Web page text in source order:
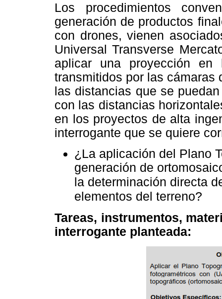
Los procedimientos
generación de productos
con drones, vienen
Universal Transverse
aplicar una proyección en
transmitidos por las cámaras
las distancias que se
con las distancias
en los proyectos de alta
interrogante que se quiere
¿La aplicación del Plano
generación de
la determinación directa
elementos del terreno?
Tareas, instrumentos,
interrogante planteada: